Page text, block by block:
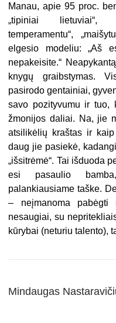
Manau, apie 95 proc.
„tipiniai lietuviai“,
temperamentu“,
elgesio modeliu: „Aš
nepakeisite.“
knygų graibstymas.
pasirodo gentainiai,
savo pozityvumu ir tuo,
žmonijos daliai. Na, jie
atsilikėlių kraštas ir
daug jie pasiekė,
„išsitrėmė“. Tai išduoda
esi pasaulio
palankiausiame taške.
– neįmanoma pabėgti
nesaugiai, su
kūrybai (neturiu talento),
Mindaugas